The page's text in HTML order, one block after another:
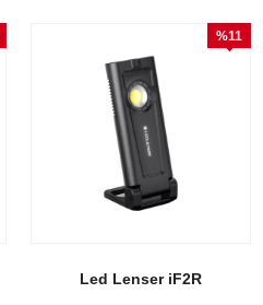
Led Lenser iF2R
%11